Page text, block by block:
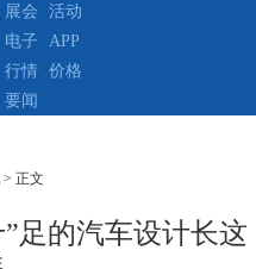
展会
活动
电子
APP
行情
价格
要闻
> 正文
足的汽车设计长这